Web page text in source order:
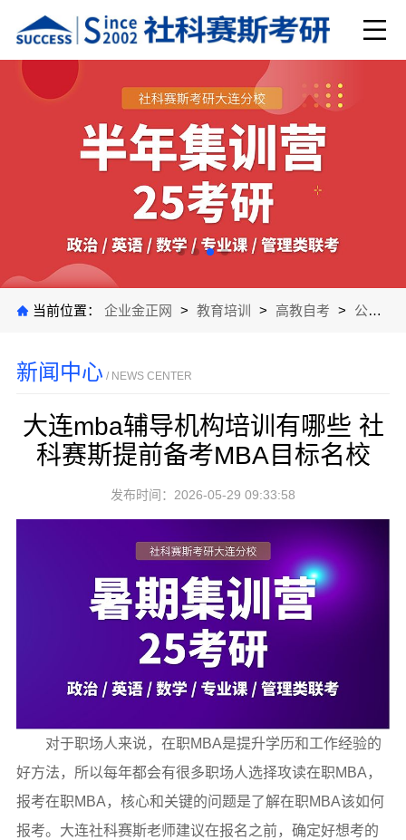
当前位置： 企业金正网 > 教育培训 > 高教自考 > 公司新闻
新闻中心 / NEWS CENTER
大连mba辅导机构培训有哪些 社
科赛斯提前备考MBA目标名校
发布时间：2026-05-29 09:33:58
对于职场人来说，在职MBA是提升学历和工作经验的
好方法，所以每年都会有很多职场人选择攻读在职MBA，
报考在职MBA，核心和关键的问题是了解在职MBA该如何
报考。大连社科赛斯老师建议在报名之前，确定好想考的